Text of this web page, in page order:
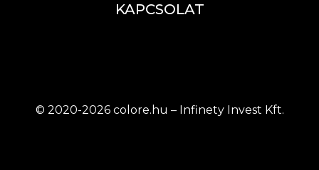
KAPCSOLAT
© 2020-2026 colore.hu – Infinety Invest Kft.